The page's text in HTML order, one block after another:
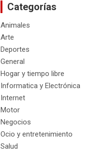
Categorías
Animales
Arte
Deportes
General
Hogar y tiempo libre
Informatica y Electrónica
Internet
Motor
Negocios
Ocio y entretenimiento
Salud